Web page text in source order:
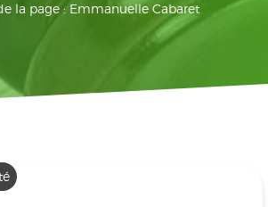
la page : Emmanuelle Cabaret